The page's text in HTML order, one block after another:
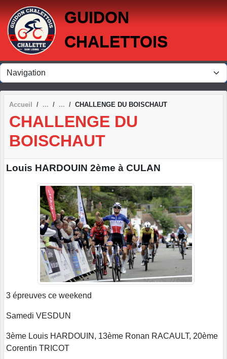
GUIDON
CHALETTOIS
Accueil CHALLENGE DU BOISCHAUT
CHALLENGE DU
BOISCHAUT
Louis HARDOUIN 2ème à CULAN
3 épreuves ce weekend
Samedi VESDUN
3ème Louis HARDOUIN, 13ème Ronan RACAULT, 20ème
Corentin TRICOT
Panneau de gestion des cookies